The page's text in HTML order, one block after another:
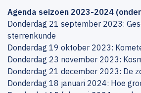
Agenda seizoen 2023-2024
Donderdag 21 september 2023:
sterrenkunde
Donderdag 19 oktober 2023:
Donderdag 23 november 2023:
Donderdag 21 december 2023: De
Donderdag 18 januari 2024: Hoe